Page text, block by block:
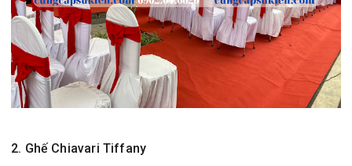
2. Ghế Chiavari Tiffany